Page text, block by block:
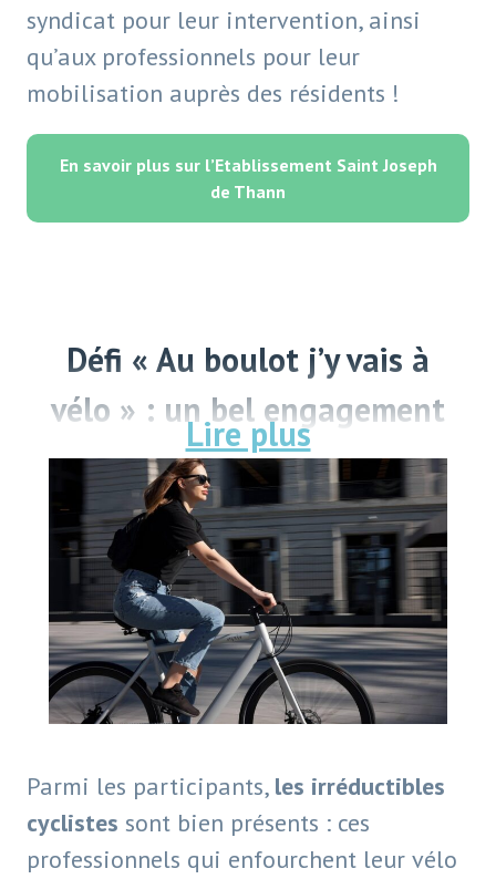
syndicat pour leur intervention, ainsi
qu’aux professionnels pour leur
mobilisation auprès des résidents !
En savoir plus sur l’Etablissement Saint Joseph
de Thann
Défi « Au boulot j’y vais à
vélo » : un bel engagement
collectif pour la planète
Parmi les participants, les irréductibles
cyclistes sont bien présents : ces
professionnels qui enfourchent leur vélo